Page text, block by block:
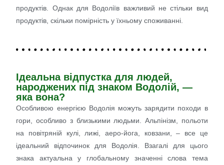
продуктів. Однак для Водоліїв важливий не стільки вид
продуктів, скільки помірність у їхньому споживанні.
Ідеальна відпустка для людей,
народжених під знаком Водолій, —
яка вона?
Особливою енергією Водолія можуть зарядити походи в
гори, особливо з близькими людьми. Альпінізм, польоти
на повітряній кулі, лижі, аеро-йога, ковзани, – все це
ідеальний відпочинок для Водолія. Взагалі для цього
знака актуальна у глобальному значенні слова тема